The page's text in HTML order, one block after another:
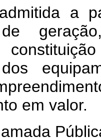
a
de
dos
em valor.